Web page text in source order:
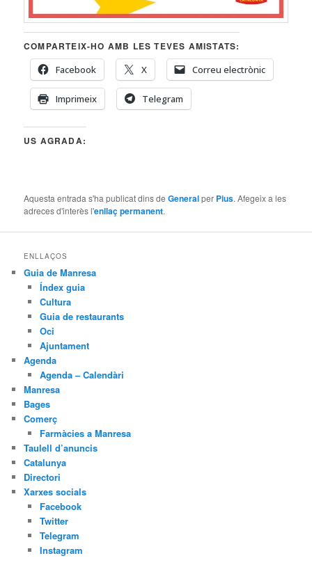
COMPARTEIX-HO AMB LES TEVES AMISTATS:
Facebook
X Correu electrònic
Imprimeix Telegram
US AGRADA:
Aquesta entrada s'ha publicat dins deGeneralper Pius. Afegeix a les
adreces d'interès l'enllaç permanent.
ENLLAÇOS
Guia de Manresa
Índex guia
Cultura
Guia de restaurants
Oci
Ajuntament
Agenda
Agenda – Calendàri
Manresa
Bages
Comerç
Farmàcies a Manresa
Taulell d’anuncis
Catalunya
Directori
Xarxes socials
Facebook
Twitter
Telegram
Instagram